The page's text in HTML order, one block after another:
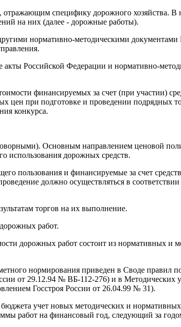
специфику дорожного хозяйства. В
на них (далее - дорожные работы).
нормативно-методическими
Российской Федерации и нормативно-
финансируемых за счет (при участии)
цен при подготовке и проведении подрядных
конкурса.
Основным направлением ценовой
использования дорожных средств.
пользования и финансируемые за счет
должно осуществляться в
торгов на их выполнение.
работ.
дорожных работ состоит из нормативных и
нормирования приведен в Своде правил
от 29.12.94 № ВБ-112-276) и в Методических
Госстроя России от 26.04.99 № 31).
учет новых методических и
работ на финансовый год, следующий за